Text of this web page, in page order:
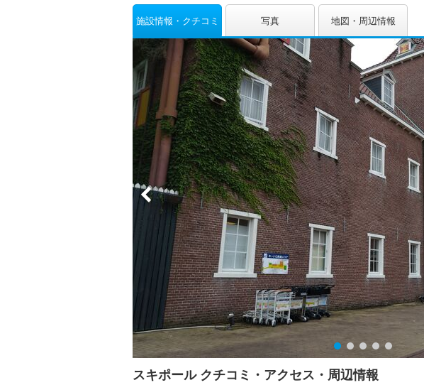
施設情報・クチコミ 写真 地図・周辺情報
スキポール クチコミ・アクセス・周辺情報